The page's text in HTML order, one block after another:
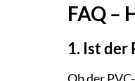
FAQ –
1. Ist der